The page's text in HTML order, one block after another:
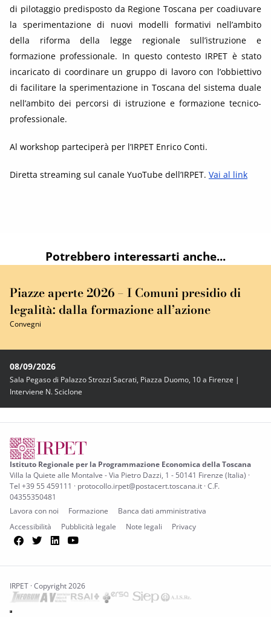
di pilotaggio predisposto da Regione Toscana per coadiuvare
la sperimentazione di nuovi modelli formativi nell’ambito
della riforma della legge regionale sull’istruzione e
formazione professionale. In questo contesto IRPET è stato
incaricato di coordinare un gruppo di lavoro con l’obbiettivo
di facilitare la sperimentazione in Toscana del sistema duale
nell’ambito dei percorsi di istruzione e formazione tecnico-
professionale.
Al workshop parteciperà per l’IRPET Enrico Conti.
Diretta streaming sul canale YuoTube dell’IRPET. Vai al link
Potrebbero interessarti anche...
Piazze aperte 2026 – I Comuni presidio di
legalità: dalla formazione all’azione
Convegni
08/09/2026
Sala Pegaso di Palazzo Strozzi Sacrati, Piazza Duomo, 10 a Firenze |
Interviene N. Sciclone
Istituto Regionale per la Programmazione Economica della Toscana
Villa la Quiete alle Montalve - Via Pietro Dazzi, 1 - 50141 Firenze (Italia) ·
Tel +39 55 459111 · protocollo.irpet@postacert.toscana.it · C.F.
04355350481
Lavora con noi
Formazione
Banca dati amministrativa
Accessibilità
Pubblicità legale Note legali Privacy
Facebook
TwitterLinkedIn
IRPET · Copyright 2026